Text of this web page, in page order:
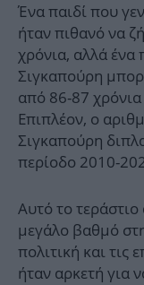
Ένα παιδί που
ήταν πιθανό να
χρόνια, αλλά ένα
Σιγκαπούρη
από 86-87
Επιπλέον, ο
Σιγκαπούρη
περίοδο 2010-
Αυτό το
μεγάλο βαθμό
πολιτική και τις
ήταν αρκετή για